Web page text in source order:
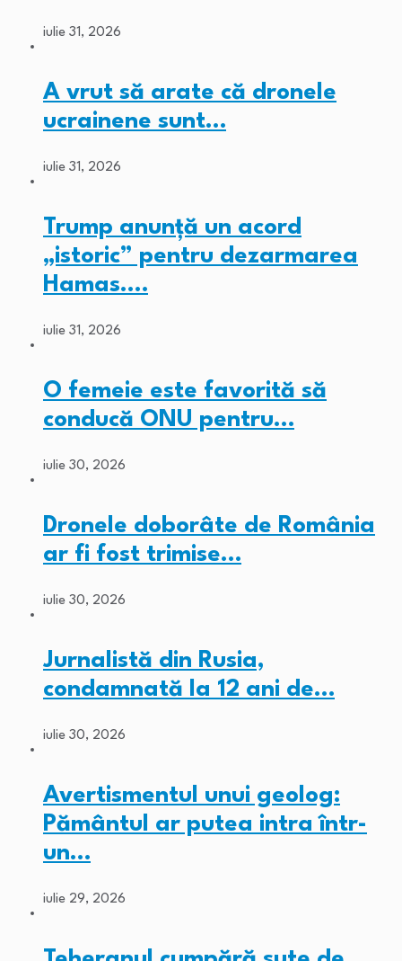
iulie 31, 2026
A vrut să arate că dronele
ucrainene sunt…
iulie 31, 2026
Trump anunță un acord
„istoric” pentru dezarmarea
Hamas.…
iulie 31, 2026
O femeie este favorită să
conducă ONU pentru…
iulie 30, 2026
Dronele doborâte de România
ar fi fost trimise…
iulie 30, 2026
Jurnalistă din Rusia,
condamnată la 12 ani de…
iulie 30, 2026
Avertismentul unui geolog:
Pământul ar putea intra într-
un…
iulie 29, 2026